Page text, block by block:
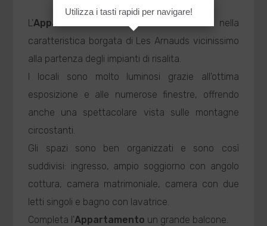
L'Appartamento
in questione si trova nella
caratteristica borgata di Les Arnauds vicinissimo
alla partenza degli impianti di risalita.
I locali sono molto luminosi grazie all'ottima
esposizione e alle numerose finestre, offrendo
anche una spettacolare vista sulle montagne
circostanti.
Gli spazi sono ben organizzati e sono così
suddivisi: ingresso, ampio soggiorno con angolo
cottura, camera matrimoniale, camera con due
letti singoli e bagno con lavatrice.
Completa l'Appartamento un grande balcone.
Utilizza i tasti rapidi per navigare!